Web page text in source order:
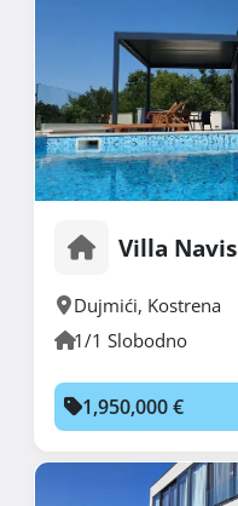
Villa Navis
Dujmići, Kostrena
1/1 Slobodno
1,950,000 €